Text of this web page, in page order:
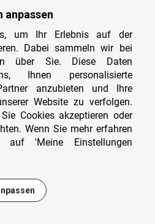
und Lieferung
Widerruf
Sitemap
& Support
erreichbar
4912 210
Formular
anpassen
um Ihr Erlebnis auf der
Dabei sammeln wir bei
über Sie. Diese Daten
Ihnen personalisierte
anzubieten und Ihre
Website zu verfolgen.
Cookies akzeptieren oder
Wenn Sie mehr erfahren
auf 'Meine Einstellungen